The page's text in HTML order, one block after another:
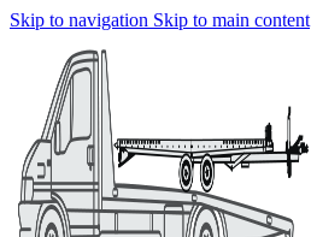
Skip to navigation Skip to main content